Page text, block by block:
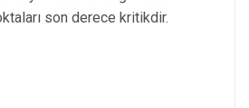
son derece kritikdir.